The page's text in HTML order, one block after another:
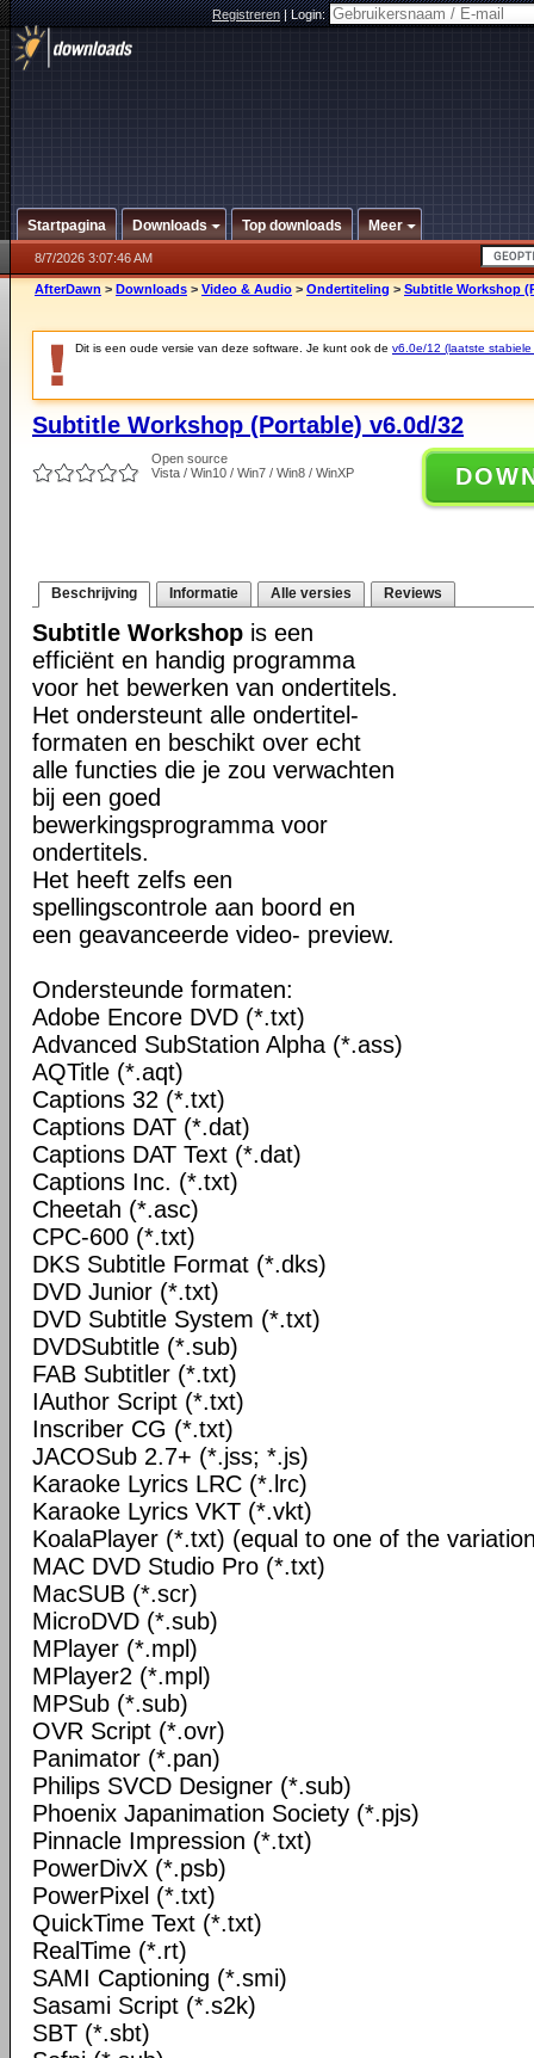
Registreren|Login:
Startpagina Downloads Top downloads Meer
8/7/2026 3:07:46 AM
AfterDawn > Downloads > Video & Audio > Ondertiteling > Subtitle Workshop
Dit is een oude versie van deze software. Je kunt ook de v6.0e/12 (laatste stabiele
Subtitle Workshop (Portable) v6.0d/32
Open source
Vista / Win10 / Win7 / Win8 / WinXP
Beschrijving Informatie Alle versies Reviews
Subtitle Workshop is een
efficiënt en handig programma
voor het bewerken van ondertitels.
Het ondersteunt alle ondertitel-
formaten en beschikt over echt
alle functies die je zou verwachten
bij een goed
bewerkingsprogramma voor
ondertitels.
Het heeft zelfs een
spellingscontrole aan boord en
een geavanceerde video- preview.
Ondersteunde formaten:
Adobe Encore DVD (*.txt)
Advanced SubStation Alpha (*.ass)
AQTitle (*.aqt)
Captions 32 (*.txt)
Captions DAT (*.dat)
Captions DAT Text (*.dat)
Captions Inc. (*.txt)
Cheetah (*.asc)
CPC-600 (*.txt)
DKS Subtitle Format (*.dks)
DVD Junior (*.txt)
DVD Subtitle System (*.txt)
DVDSubtitle (*.sub)
FAB Subtitler (*.txt)
IAuthor Script (*.txt)
Inscriber CG (*.txt)
JACOSub 2.7+ (*.jss; *.js)
Karaoke Lyrics LRC (*.lrc)
Karaoke Lyrics VKT (*.vkt)
KoalaPlayer (*.txt) (equal to one of the
MAC DVD Studio Pro (*.txt)
MacSUB (*.scr)
MicroDVD (*.sub)
MPlayer (*.mpl)
MPlayer2 (*.mpl)
MPSub (*.sub)
OVR Script (*.ovr)
Panimator (*.pan)
Philips SVCD Designer (*.sub)
Phoenix Japanimation Society (*.pjs)
Pinnacle Impression (*.txt)
PowerDivX (*.psb)
PowerPixel (*.txt)
QuickTime Text (*.txt)
RealTime (*.rt)
SAMI Captioning (*.smi)
Sasami Script (*.s2k)
SBT (*.sbt)